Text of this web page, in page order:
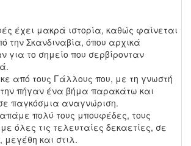
έχει μακρά ιστορία, καθώς φαίνεται
την Σκανδιναβία, όπου αρχικά
για το σημείο που σερβίρονταν
από τους Γάλλους που, με τη γνωστή
την πήγαν ένα βήμα παρακάτω και
παγκόσμια αναγνώριση.
πολύ τους μπουφέδες, τους
όλες τις τελευταίες δεκαετίες, σε
και στιλ.